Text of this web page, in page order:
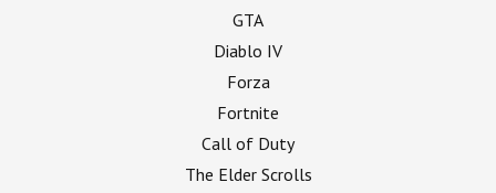
GTA
Diablo IV
Forza
Fortnite
Call of Duty
The Elder Scrolls